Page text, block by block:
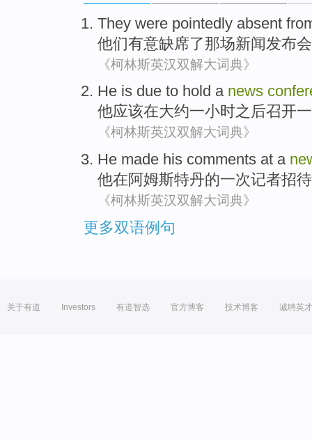
They were pointedly absent
他们有意缺席了那场新闻发布会
《柯林斯英汉双解大词典》
He is due to hold a news
他应该在大约一小时之后召开
《柯林斯英汉双解大词典》
He made his comments at a
他在阿姆斯特丹的一次记者招
《柯林斯英汉双解大词典》
更多双语例句
关于有道 Investors 有道智选 官方博客 技术博客 诚聘英才